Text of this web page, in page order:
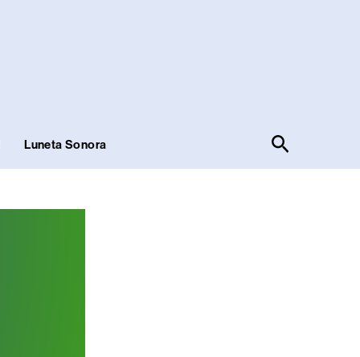
Luneta Sonora Pesquisar